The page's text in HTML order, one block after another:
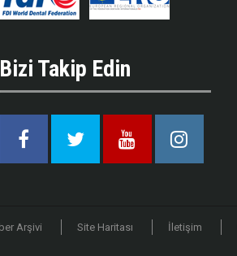
Bizi Takip Edin
Facebook Youtube Instagram
Arşivi Site Haritası İletişim